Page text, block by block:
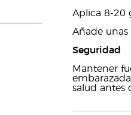
Aplica 8-20
Añade
Seguridad
Mantener
salud antes